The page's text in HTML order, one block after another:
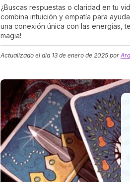
¿Buscas respuestas o claridad en tu
combina intuición y empatía para
una conexión única con las energías,
magia!
Actualizado el día 13 de enero de 2025 por